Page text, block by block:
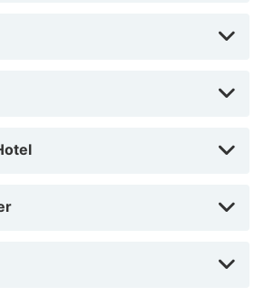
Lichtenstein und 9,5 km von
entfernt.